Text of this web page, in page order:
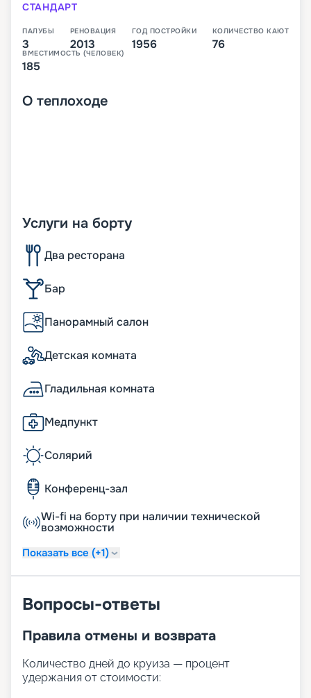
СТАНДАРТ
ПАЛУБЫ
3
РЕНОВАЦИЯ
2013
ГОД ПОСТРОЙКИ
1956
КОЛИЧЕСТВО КАЮТ
76
ВМЕСТИМОСТЬ (ЧЕЛОВЕК)
185
О теплоходе
Услуги на борту
Два ресторана
Бар
Панорамный салон
Детская комната
Гладильная комната
Медпункт
Солярий
Конференц-зал
Wi-fi на борту при наличии технической
возможности
Показать все (+1)
Вопросы-ответы
Правила отмены и возврата
Количество дней до круиза — процент
удержания от стоимости: